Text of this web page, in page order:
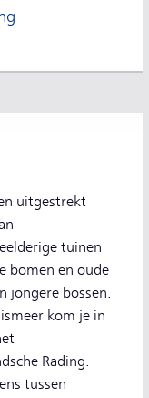
uitgestrekt
tuinen
bomen en oude
jongere bossen.
kom je in
Rading.
tussen